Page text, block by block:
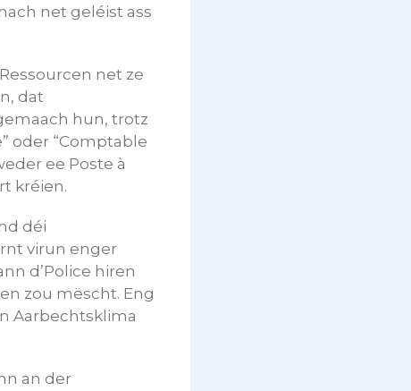
net geléist ass
net ze
dat
hun, trotz
oder “Comptable
ee Poste à
kréien.
déi
virun enger
d’Police hiren
zou mëscht. Eng
Aarbechtsklima
an der